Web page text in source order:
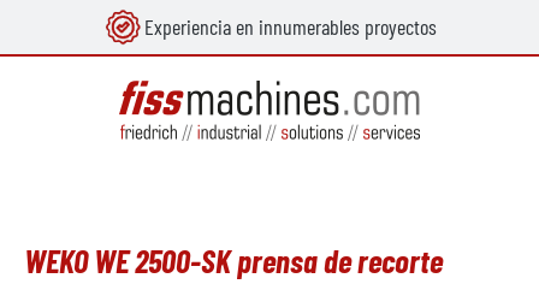
principal Experiencia en innumerables proyectos
WEKO WE 2500-SK prensa de recorte